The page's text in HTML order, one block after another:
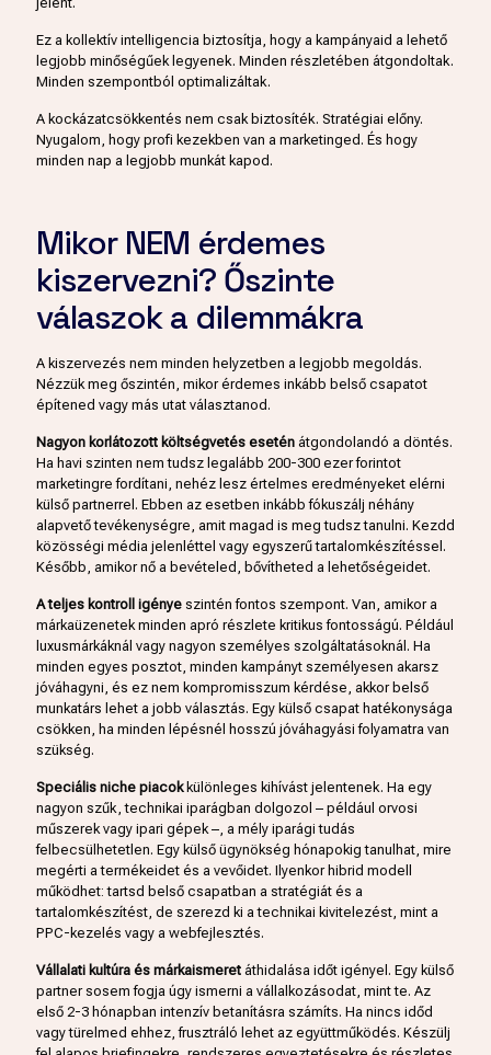
Ez a kollektív intelligencia biztosítja, hogy a kampányaid a lehető
legjobb minőségűek legyenek. Minden részletében átgondoltak.
Minden szempontból optimalizáltak.
A kockázatcsökkentés nem csak biztosíték. Stratégiai előny.
Nyugalom, hogy profi kezekben van a marketinged. És hogy
minden nap a legjobb munkát kapod.
Mikor NEM érdemes
kiszervezni? Őszinte
válaszok a dilemmákra
A kiszervezés nem minden helyzetben a legjobb megoldás.
Nézzük meg őszintén, mikor érdemes inkább belső csapatot
építened vagy más utat választanod.
Nagyon korlátozott költségvetés esetén átgondolandó a döntés.
Ha havi szinten nem tudsz legalább 200-300 ezer forintot
marketingre fordítani, nehéz lesz értelmes eredményeket elérni
külső partnerrel. Ebben az esetben inkább fókuszálj néhány
alapvető tevékenységre, amit magad is meg tudsz tanulni. Kezdd
közösségi média jelenléttel vagy egyszerű tartalomkészítéssel.
Később, amikor nő a bevételed, bővítheted a lehetőségeidet.
A teljes kontroll igénye szintén fontos szempont. Van, amikor a
márkaüzenetek minden apró részlete kritikus fontosságú. Például
luxusmárkáknál vagy nagyon személyes szolgáltatásoknál. Ha
minden egyes posztot, minden kampányt személyesen akarsz
jóváhagyni, és ez nem kompromisszum kérdése, akkor belső
munkatárs lehet a jobb választás. Egy külső csapat hatékonysága
csökken, ha minden lépésnél hosszú jóváhagyási folyamatra van
szükség.
Speciális niche piacokkülönleges kihívást jelentenek. Ha egy
nagyon szűk, technikai iparágban dolgozol – például orvosi
műszerek vagy ipari gépek –, a mély iparági tudás
felbecsülhetetlen. Egy külső ügynökség hónapokig tanulhat, mire
megérti a termékeidet és a vevőidet. Ilyenkor hibrid modell
működhet: tartsd belső csapatban a stratégiát és a
tartalomkészítést, de szerezd ki a technikai kivitelezést, mint a
PPC-kezelés vagy a webfejlesztés.
Vállalati kultúra és márkaismeret áthidalása időt igényel. Egy külső
partner sosem fogja úgy ismerni a vállalkozásodat, mint te. Az
első 2-3 hónapban intenzív betanításra számíts. Ha nincs időd
vagy türelmed ehhez, frusztráló lehet az együttműködés. Készülj